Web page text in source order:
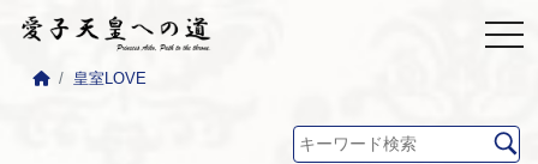
皇室LOVE